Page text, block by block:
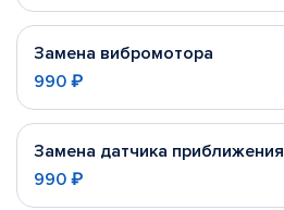
Замена вибромотора
990 ₽
Замена датчика приближения
990 ₽